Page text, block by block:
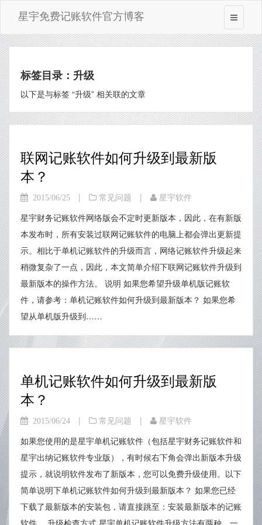
星宇免费记账软件官方博客
标签目录：升级
以下是与标签 “升级” 相关联的文章
联网记账软件如何升级到最新版
本？
2015/06/25 | 常见问题 | 星宇软件
星宇财务记账软件网络版会不定时更新版本，因此，在有新版
本发布时，所有安装过联网记账软件的电脑上都会弹出更新提
示。相比于单机记账软件的升级而言，网络记账软件升级起来
稍微复杂了一点，因此，本文简单介绍下联网记账软件升级到
最新版本的操作方法。 说明 如果您希望升级单机版记账软
件，请参考：单机记账软件如何升级到最新版本？ 如果您希
望从单机版升级到……
单机记账软件如何升级到最新版
本？
2015/06/24 | 常见问题 | 星宇软件
如果您使用的是星宇单机记账软件（包括星宇财务记账软件和
星宇出纳记账软件专业版），有时候右下角会弹出新版本升级
提示，就说明软件发布了新版本，您可以免费升级使用。以下
简单说明下单机记账软件如何升级到最新版本？ 如果您已经
下载了最新版本的安装包，请直接跳至：安装最新版本的记账
软件。 升级检查方式 星宇单机记账软件升级方法有两种，一